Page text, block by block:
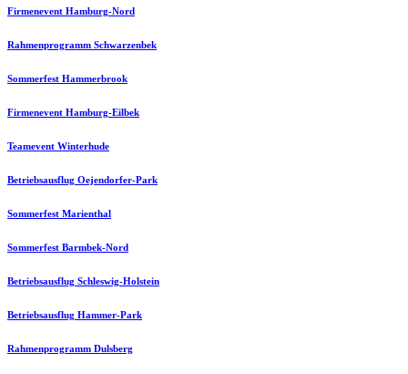
Firmenevent Hamburg-Nord
Rahmenprogramm Schwarzenbek
Sommerfest Hammerbrook
Firmenevent Hamburg-Eilbek
Teamevent Winterhude
Betriebsausflug Oejendorfer-Park
Sommerfest Marienthal
Sommerfest Barmbek-Nord
Betriebsausflug Schleswig-Holstein
Betriebsausflug Hammer-Park
Rahmenprogramm Dulsberg